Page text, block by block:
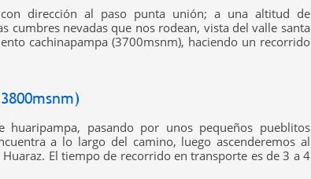
dirección al paso punta unión; a una altitud de
cumbres nevadas que nos rodean, vista del valle santa
cachinapampa (3700msnm), haciendo un recorrido
pasando por unos pequeños pueblitos
a lo largo del camino, luego ascenderemos al
El tiempo de recorrido en transporte es de 3 a 4